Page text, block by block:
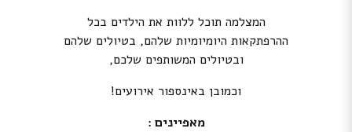
המצלמה תוכל ללוות את הילדים בכל
ההרפתקאות היומיומיות שלהם, בטיולים שלהם
ובטיולים המשותפים שלכם,
וכמובן באינספור אירועים!
מאפיינים :